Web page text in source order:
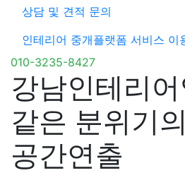
상담 및 견적 문의
인테리어 중개플랫폼 서비스 이
010-3235-8427
강남인테리
같은 분위기
공간연출